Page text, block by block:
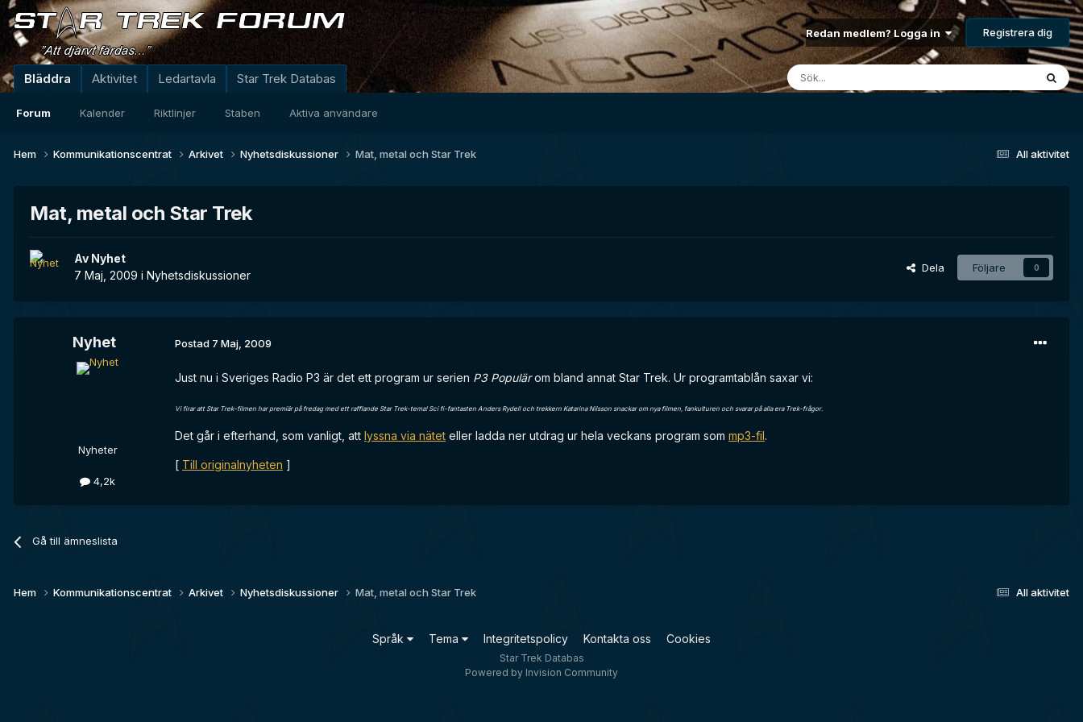
Redan medlem? Logga in Registrera dig
Bläddra
Forum Kalender Riktlinjer Staben Aktiva användare
Aktivitet Ledartavla Star Trek Databas
All aktivitet
Hem Kommunikationscentrat Arkivet Nyhetsdiskussioner Mat, metal och Star Trek
Mat, metal och Star Trek
Av Nyhet
7 Maj, 2009 i Nyhetsdiskussioner
Dela Följare 0
Nyhet
Nyheter
4,2k
Postad 7 Maj, 2009
Just nu i Sveriges Radio P3 är det ett program ur serien P3 Populärom bland annat Star Trek. Ur programtablån saxar vi:
Vi firar att Star Trek-filmen har premiär på fredag med ett rafflande Star Trek-tema! Sci fi-fantasten Anders Rydell och trekkern Katarina Nilsson snackar om nya filmen, fankulturen och svarar på alla era Trek-frågor.
Det går i efterhand, som vanligt, att lyssna via nätet eller ladda ner utdrag ur hela veckans program som mp3-fil.
[ Till originalnyheten ]
Gå till ämneslista
All aktivitet
Hem Kommunikationscentrat Arkivet Nyhetsdiskussioner Mat, metal och Star Trek
Språk Tema Integritetspolicy Kontakta oss Cookies
Star Trek Databas
Powered by Invision Community